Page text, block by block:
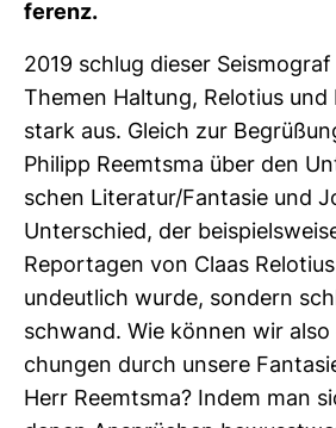
fe­renz.
2019 schlug dieser
Themen Hal­tung, Relo­tius und
stark aus. Gleich zur
Philipp Reem­tsma über den
schen Lite­ratur/Fan­tasie und
Unter­schied, der
Repor­tagen von Claas
undeut­lich wurde, son­dern
schwand. Wie können wir
chungen durch unsere
Herr Reem­tsma? Indem man